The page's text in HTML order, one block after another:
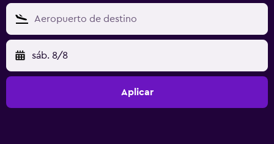
sáb. 8/8
Aplicar